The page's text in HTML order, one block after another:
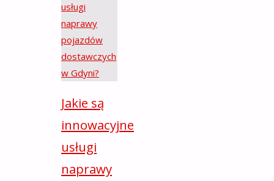
Jakie są
innowacyjne
usługi
naprawy